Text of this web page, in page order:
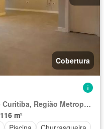
Cobertura
Região Geográfica Imediata de Curitiba, Região Metropolitana de Curitiba
116 m²